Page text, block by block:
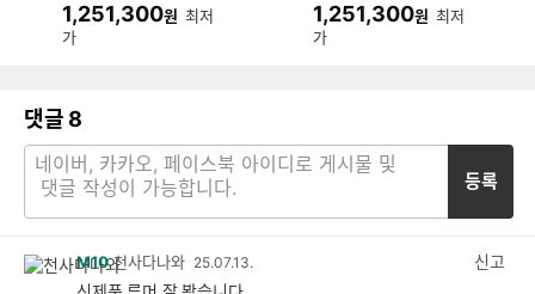
1,251,300원 최저
가
1,251,300원 최저
가
댓글 8
등록
M10 천사다나와 25.07.13.
신고